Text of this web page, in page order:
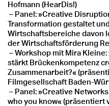
Hofmann (HearDis!)
– Panel: »Creative
Transformation gestaltet
Wirtschaftsbereiche davon
der Wirtschaftsförderung
– Workshop mit Mira
stärkt Brückenkompetenz
Zusammenarbeit?«
Filmgesellschaft Baden-
– Panel: »Creative Networks
who you know« (präsentiert